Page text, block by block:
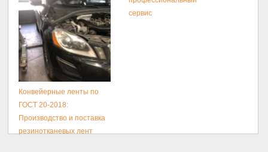
сервис
Конвейерные ленты по
ГОСТ 20-2018:
Производство и поставка
резинотканевых лент